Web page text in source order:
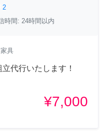
2
時間: 24時間以内
具
代行いたします！
¥7,000